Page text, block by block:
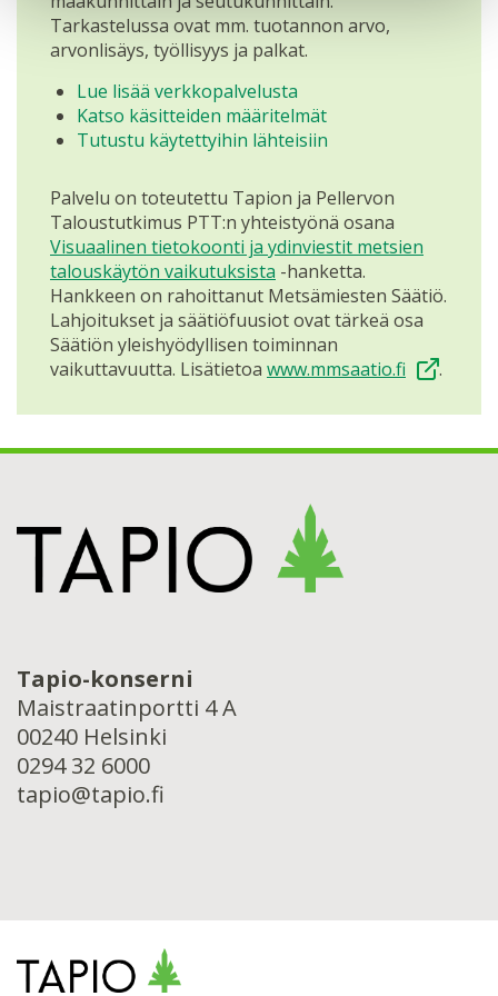
Tarkastelussa ovat mm. tuotannon arvo,
arvonlisäys, työllisyys ja palkat.
Lue lisää verkkopalvelusta
Katso käsitteiden määritelmät
Tutustu käytettyihin lähteisiin
Palvelu on toteutettu Tapion ja Pellervon
Taloustutkimus PTT:n yhteistyönä osana
Visuaalinen tietokoonti ja ydinviestit metsien
talouskäytön vaikutuksista -hanketta.
Hankkeen on rahoittanut Metsämiesten Säätiö.
Lahjoitukset ja säätiöfuusiot ovat tärkeä osa
Säätiön yleishyödyllisen toiminnan
vaikuttavuutta. Lisätietoa www.mmsaatio.fi .
Tapio-konserni
Maistraatinportti 4 A
00240 Helsinki
0294 32 6000
tapio@tapio.fi